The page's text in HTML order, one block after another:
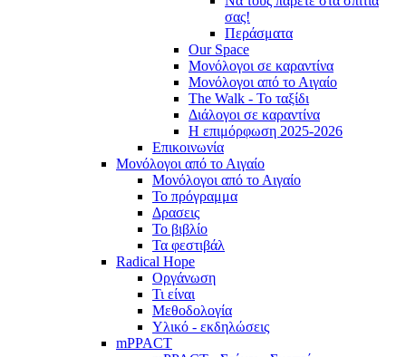
σας!
Περάσματα
Our Space
Μονόλογοι σε καραντίνα
Μονόλογοι από το Αιγαίο
The Walk - Το ταξίδι
Διάλογοι σε καραντίνα
Η επιμόρφωση 2025-2026
Επικοινωνία
Μονόλογοι από το Αιγαίο
Μονόλογοι από το Αιγαίο
Το πρόγραμμα
Δρασεις
Το βιβλίο
Τα φεστιβάλ
Radical Hope
Οργάνωση
Τι είναι
Μεθοδολογία
Υλικό - εκδηλώσεις
mPPACT